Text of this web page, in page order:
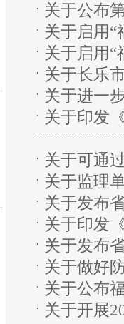
[2016]54
关于公布
监理企业
关于启用
[2016]57
关于启用
[2016]57
关于长乐
建
关于进一
过程中有
关于印发
通知 （闽
关于可通
作的通知
关于监理
办建函
关于发布
通知（闽
关于印发
通知（闽
关于发布
用技术规
关于做好
〔2016〕
关于公布
〔2016〕
关于开展